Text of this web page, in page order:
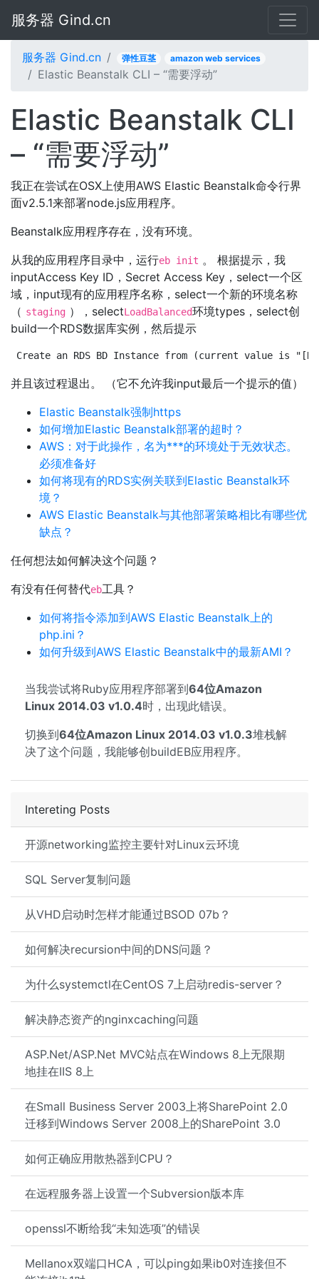
服务器 Gind.cn
服务器 Gind.cn 弹性豆茎 amazon web services
Elastic Beanstalk CLI – “需要浮动”
Intereting Posts
开源networking监控主要针对Linux云环境
SQL Server复制问题
从VHD启动时怎样才能通过BSOD 07b？
如何解决recursion中间的DNS问题？
为什么systemctl在CentOS 7上启动redis-server？
解决静态资产的nginxcaching问题
ASP.Net/ASP.Net MVC站点在Windows 8上无限期
地挂在IIS 8上
在Small Business Server 2003上将SharePoint 2.0
迁移到Windows Server 2008上的SharePoint 3.0
如何正确应用散热器到CPU？
在远程服务器上设置一个Subversion版本库
openssl不断给我“未知选项”的错误
Mellanox双端口HCA，可以ping如果ib0对连接但不
Elastic Beanstalk CLI
– “需要浮动”
我正在尝试在OSX上使用AWS Elastic Beanstalk命令行界
面v2.5.1来部署node.js应用程序。
Beanstalk应用程序存在，没有环境。
从我的应用程序目录中，运行eb init 。 根据提示，我
inputAccess Key ID，Secret Access Key，select一个区
域，input现有的应用程序名称，select一个新的环境名称
（ staging ），selectLoadBalanced环境types，select创
build一个RDS数据库实例，然后提示
Create an RDS BD Instance from (current value is
并且该过程退出。 （它不允许我input最后一个提示的值）
Elastic Beanstalk强制https
如何增加Elastic Beanstalk部署的超时？
AWS：对于此操作，名为***的环境处于无效状态。
必须准备好
如何将现有的RDS实例关联到Elastic Beanstalk环
境？
AWS Elastic Beanstalk与其他部署策略相比有哪些优
缺点？
任何想法如何解决这个问题？
有没有任何替代eb工具？
如何将指令添加到AWS Elastic Beanstalk上的
php.ini？
如何升级到AWS Elastic Beanstalk中的最新AMI？
当我尝试将Ruby应用程序部署到64位Amazon
Linux 2014.03 v1.0.4时，出现此错误。
切换到64位Amazon Linux 2014.03 v1.0.3堆栈解
决了这个问题，我能够创buildEB应用程序。